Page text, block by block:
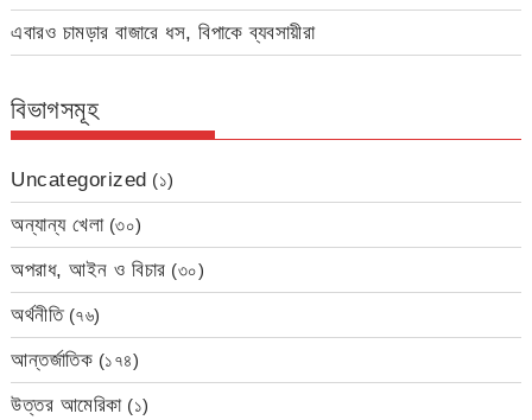
এবারও চামড়ার বাজারে ধস, বিপাকে ব্যবসায়ীরা
বিভাগসমূহ
Uncategorized (১)
অন্যান্য খেলা(৩০)
অপরাধ, আইন ও বিচার (৩০)
অর্থনীতি(৭৬)
আন্তর্জাতিক (১৭৪)
উত্তর আমেরিকা(১)